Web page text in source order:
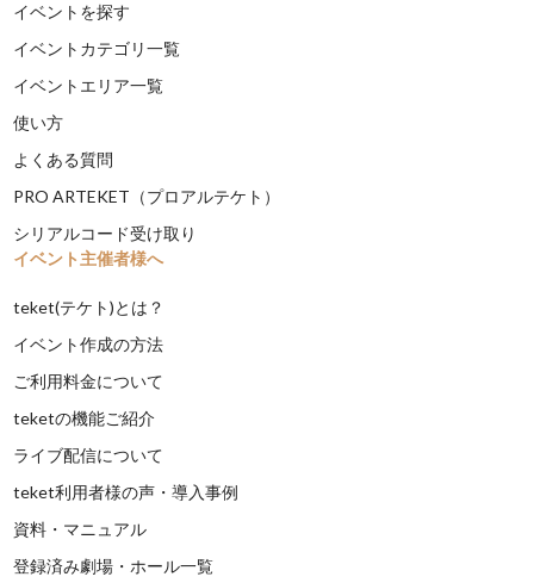
イベントを探す
イベントカテゴリ一覧
イベントエリア一覧
使い方
よくある質問
PRO ARTEKET（プロアルテケト）
シリアルコード受け取り
イベント主催者様へ
teket(テケト)とは？
イベント作成の方法
ご利用料金について
teketの機能ご紹介
ライブ配信について
teket利用者様の声・導入事例
資料・マニュアル
登録済み劇場・ホール一覧